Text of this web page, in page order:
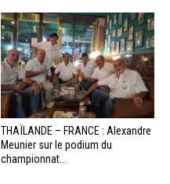
THAÏLANDE – FRANCE : Alexandre
Meunier sur le podium du
championnat...